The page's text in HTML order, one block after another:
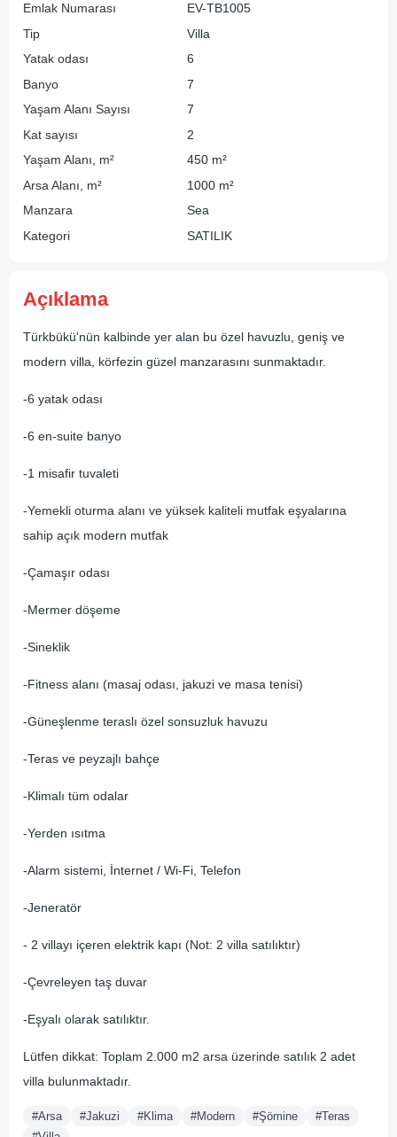
Emlak Numarası
EV-TB1005
Tip
Villa
Yatak odası
6
Banyo
7
Yaşam Alanı Sayısı
7
Kat sayısı
2
Yaşam Alanı, m²
450 m²
Arsa Alanı, m²
1000 m²
Manzara
Sea
Kategori
SATILIK
Açıklama
Türkbükü'nün kalbinde yer alan bu özel havuzlu, geniş ve
modern villa, körfezin güzel manzarasını sunmaktadır.
-6 yatak odası
-6 en-suite banyo
-1 misafir tuvaleti
-Yemekli oturma alanı ve yüksek kaliteli mutfak eşyalarına
sahip açık modern mutfak
-Çamaşır odası
-Mermer döşeme
-Sineklik
-Fitness alanı (masaj odası, jakuzi ve masa tenisi)
-Güneşlenme teraslı özel sonsuzluk havuzu
-Teras ve peyzajlı bahçe
-Klimalı tüm odalar
-Yerden ısıtma
-Alarm sistemi, İnternet / Wi-Fi, Telefon
-Jeneratör
- 2 villayı içeren elektrik kapı (Not: 2 villa satılıktır)
-Çevreleyen taş duvar
-Eşyalı olarak satılıktır.
Lütfen dikkat: Toplam 2.000 m2 arsa üzerinde satılık 2 adet
villa bulunmaktadır.
#Arsa #Jakuzi #Klima #Modern #Şömine
#Teras